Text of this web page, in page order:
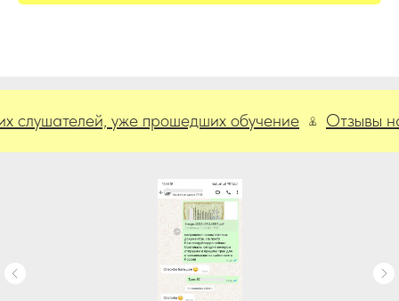
уже прошедших обучение Отзывы наших